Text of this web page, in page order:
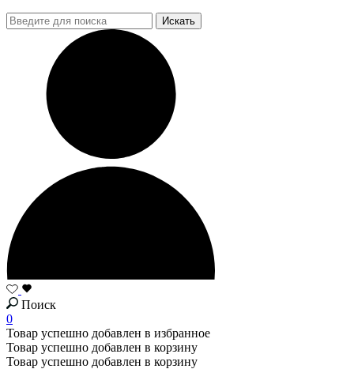
Поиск
0
Товар успешно добавлен в избранное
Товар успешно добавлен в корзину
Товар успешно добавлен в корзину